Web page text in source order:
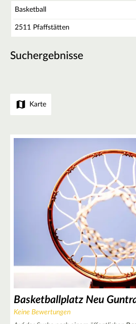
Suchergebnisse
Karte
Basketballplatz Neu
Keine Bewertungen